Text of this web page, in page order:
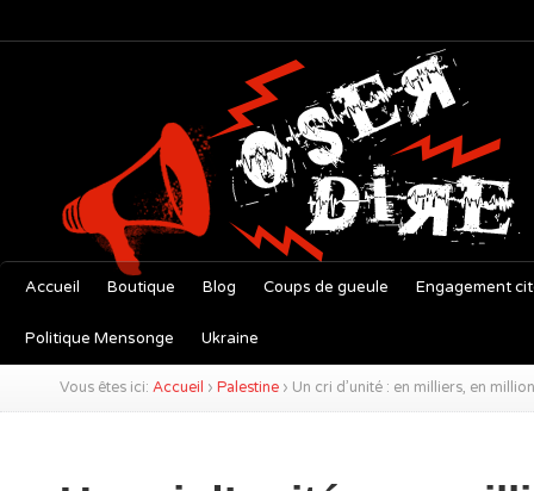
Accueil Boutique Blog Coups de gueule Engagement
Politique Mensonge Ukraine
Vous êtes ici: Accueil › Palestine › Un cri d’unité : en milliers, en